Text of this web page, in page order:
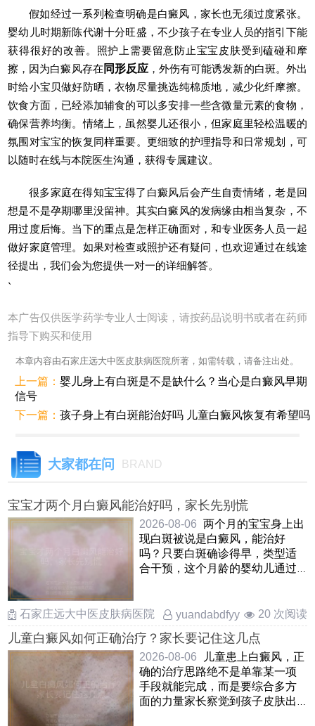
假如经过一系列检查明确是白癜风，家长也无须过度紧张。
婴幼儿时期新陈代谢十分旺盛，不少孩子在专业人员的指引下能
获得很好的改善。照护上需要留意防止宝宝皮肤受到磕碰和摩
擦，因为白癜风存在 同形反应，外伤有可能诱发新的白斑。外出
时给小宝贝做好防晒，衣物尽量挑选纯棉质地，减少化纤摩擦。
饮食方面，已经添加辅食的可以多安排一些含微量元素的食物，
确保营养均衡。情绪上，虽然婴儿还很小，但家庭里轻松温暖的
氛围对宝宝的恢复同样重要。更细致的护理指导和日常规划，可
以随时在线与本院医生沟通，获得专属建议。
很多家庭在得知宝宝得了白癜风后会产生自责情绪，老是回
想是不是孕期哪里没留神。其实白癜风的发病缘由相当复杂，不
用过度后悔。当下的重点是怎样正确面对，和专业医务人员一起
做好家庭管理。如果对检查或照护还有疑问，也欢迎通过在线途
径提出，我们会为您提供一对一的详细解答。
`
本广告仅供医学药学专业人士阅读，请按药品说明书或者在药师
指导下购买和使用
本章内容由石家庄远大中医皮肤病医院所著，如需转载，请备注出处。
上一篇：婴儿身上有白斑是不是缺什么？当心是白癜风早期
信号
下一篇：孩子身上有白斑能治好吗 儿童白癜风恢复有希望吗
大家都在问 BRAND
宝宝才两个月白癜风能治好吗，家长先别慌
2026-08-06 两个月的宝宝身上出
现白斑被说是白癜风，能治好
吗？只要白斑确诊得早，类型适
合干预，这个月龄的婴幼儿通过
石家庄远大中医皮肤病医院
yuandabdfyy 20 次阅读
儿童白癜风如何正确治疗？家长要记住这几点
2026-08-06
儿童患上白癜风，正
确的治疗思路绝不是单靠某一项
手段就能完成，而是要综合多方
面的力量家长察觉到孩子皮肤出